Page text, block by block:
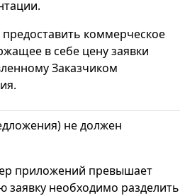
предоставить коммерческое
в себе цену заявки
Заказчиком
не должен
приложений превышает
заявку необходимо разделить